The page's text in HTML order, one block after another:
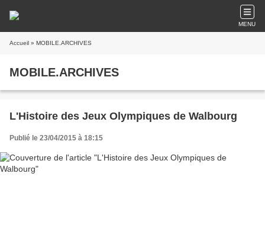
MENU
Accueil » MOBILE.ARCHIVES
MOBILE.ARCHIVES
L'Histoire des Jeux Olympiques de Walbourg
Publié le 23/04/2015 à 18:15